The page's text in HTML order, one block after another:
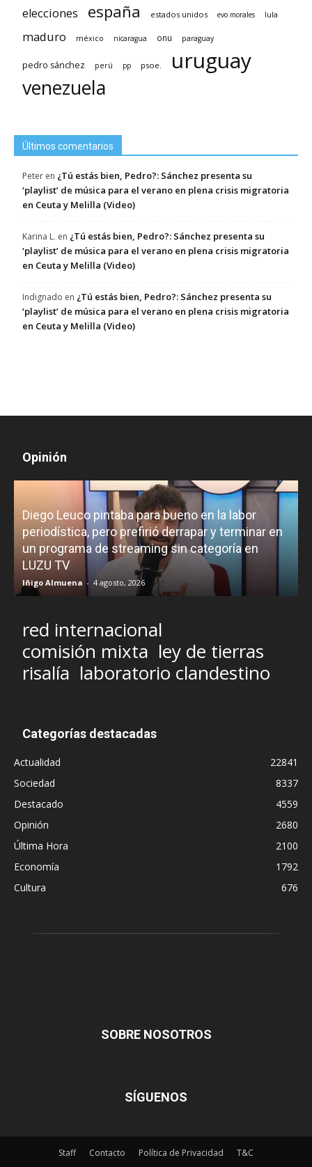
elecciones españa estados unidos evo morales lula
maduro méxico nicaragua onu paraguay
pedro sánchez perú pp psoe. uruguay
venezuela
Últimos comentarios
Peter en ¿Tú estás bien, Pedro?: Sánchez presenta su
‘playlist’ de música para el verano en plena crisis migratoria
en Ceuta y Melilla (Video)
Karina L. en ¿Tú estás bien, Pedro?: Sánchez presenta su
‘playlist’ de música para el verano en plena crisis migratoria
en Ceuta y Melilla (Video)
Indignado en ¿Tú estás bien, Pedro?: Sánchez presenta su
‘playlist’ de música para el verano en plena crisis migratoria
en Ceuta y Melilla (Video)
Opinión
Diego Leuco pintaba para bueno en la labor
periodística, pero prefirió derrapar y terminar en
un programa de streaming sin categoría en
LUZU TV
Iñigo Almuena - 4 agosto, 2026
red internacional
comisión mixta ley de tierras
risalía laboratorio clandestino
Categorías destacadas
Actualidad
22841
Sociedad
8337
Destacado
4559
Opinión
2680
Última Hora
2100
Economía
1792
Cultura
676
SOBRE NOSOTROS
SÍGUENOS
Staff Contacto Política de Privacidad T&C